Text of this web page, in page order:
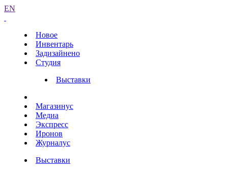
EN
Новое
Инвентарь
Задизайнено
Студия
Выставки
Магазинус
Медиа
Экспресс
Иронов
Журналус
Выставки